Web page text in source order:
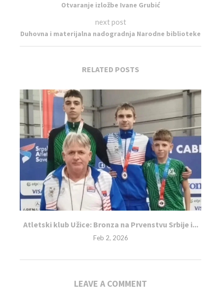
Otvaranje izložbe Ivane Grubić
next post
Duhovna i materijalna nadogradnja Narodne biblioteke
RELATED POSTS
Atletski klub Užice: Bronza na Prvenstvu Srbije i...
Feb 2, 2026
LEAVE A COMMENT